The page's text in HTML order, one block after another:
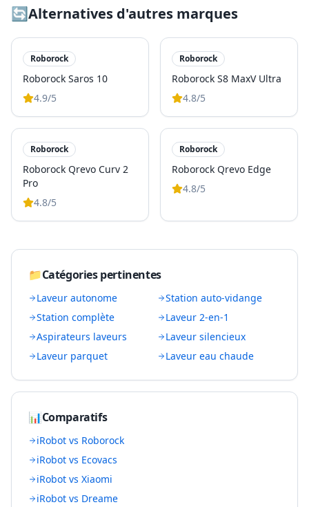
🔄Alternatives d'autres marques
Roborock
Roborock Saros 10
4.9/5
Roborock
Roborock S8 MaxV Ultra
4.8/5
Roborock
Roborock Qrevo Curv 2
Pro
4.8/5
Roborock
Roborock Qrevo Edge
4.8/5
📁Catégories pertinentes
Laveur autonome
Station auto-vidange
Station complète
Laveur 2-en-1
Aspirateurs laveurs
Laveur silencieux
Laveur parquet
Laveur eau chaude
📊Comparatifs
iRobot vs Roborock
iRobot vs Ecovacs
iRobot vs Xiaomi
iRobot vs Dreame